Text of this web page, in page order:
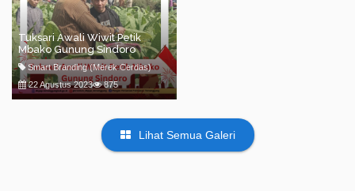
Tuksari Awali Wiwit Petik
Mbako Gunung Sindoro
Smart Branding (Merek Cerdas)
22 Agustus 2023
875
Lihat Semua Galeri